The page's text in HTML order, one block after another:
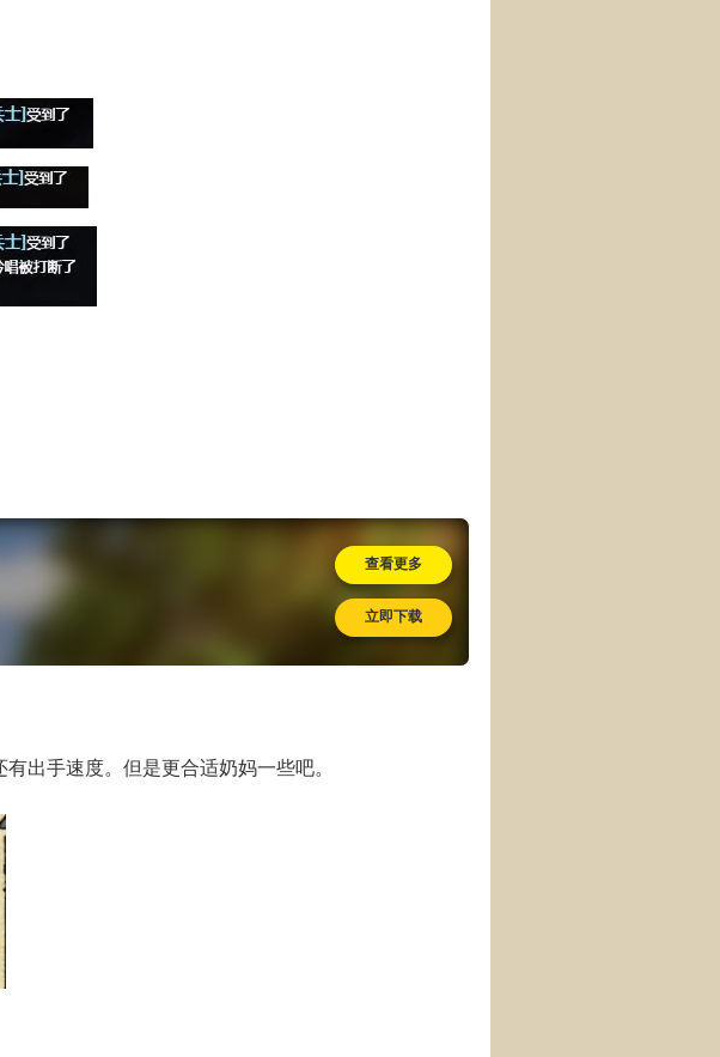
查看更多
立即下载
出手速度。但是更合适奶妈一些吧。